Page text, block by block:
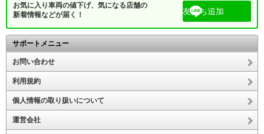
お気に入り車両の値下げ、気になる店舗の
新着情報などが届く！
友だち追加
サポートメニュー
お問い合わせ
利用規約
個人情報の取り扱いについて
運営会社